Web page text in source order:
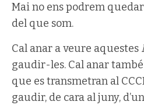
Mai no ens podrem
del que som.
Cal anar a veure aquestes
gaudir-les. Cal anar també
que es transmetran al
gaudir, de cara al juny,